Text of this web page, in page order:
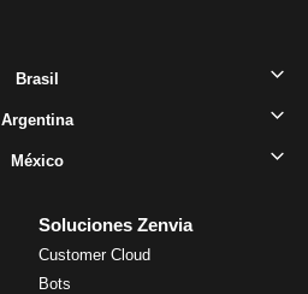
Soluciones Zenvia
Customer Cloud
Bots
Brasil
Argentina
México